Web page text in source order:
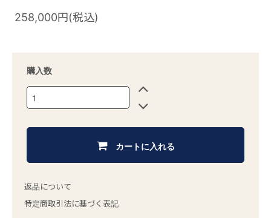
258,000円(税込)
購入数
カートに入れる
返品について
特定商取引法に基づく表記